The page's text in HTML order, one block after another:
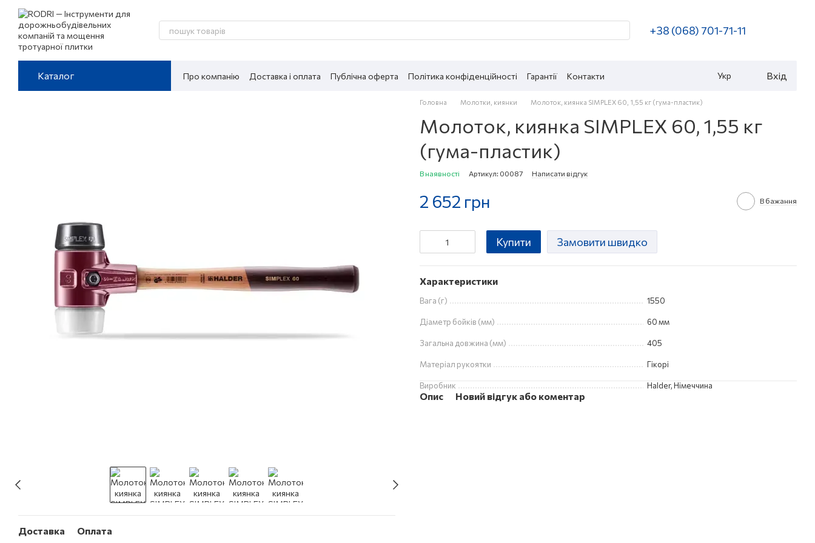
Перейти до основного контенту
+38 (068) 701-71-11
Каталог Про компанію Доставка і оплата Публічна оферта Політика конфіденційності Гарантії Контакти Укр Вхід
Доставка Оплата
Головна Молотки, киянки Молоток, киянка SIMPLEX 60, 1,55 кг (гума-пластик)
Молоток, киянка SIMPLEX 60, 1,55 кг
(гума-пластик)
В наявності Артикул: 00087 Написати відгук
2 652 грн В бажання
Купити Замовити швидко
Характеристики
Вага (г) 1550
Діаметр бойків (мм) 60 мм
Загальна довжина (мм) 405
Матеріал рукоятки Гікорі
Виробник Halder, Німеччина
Опис Новий відгук або коментар